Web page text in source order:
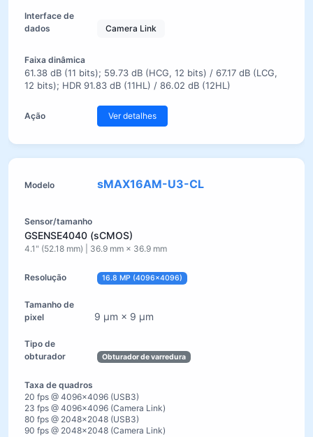
Camera Link
61.38 dB (11 bits); 59.73 dB (HCG, 12 bits) / 67.17 dB (LCG,
12 bits); HDR 91.83 dB (11HL) / 86.02 dB (12HL)
Ver detalhes
sMAX16AM-U3-CL
GSENSE4040 (sCMOS)
4.1" (52.18 mm) | 36.9 mm × 36.9 mm
16.8 MP (4096×4096)
9 µm × 9 µm
Obturador de varredura
20 fps @ 4096×4096 (USB3)
23 fps @ 4096×4096 (Camera Link)
80 fps @ 2048×2048 (USB3)
90 fps @ 2048×2048 (Camera Link)